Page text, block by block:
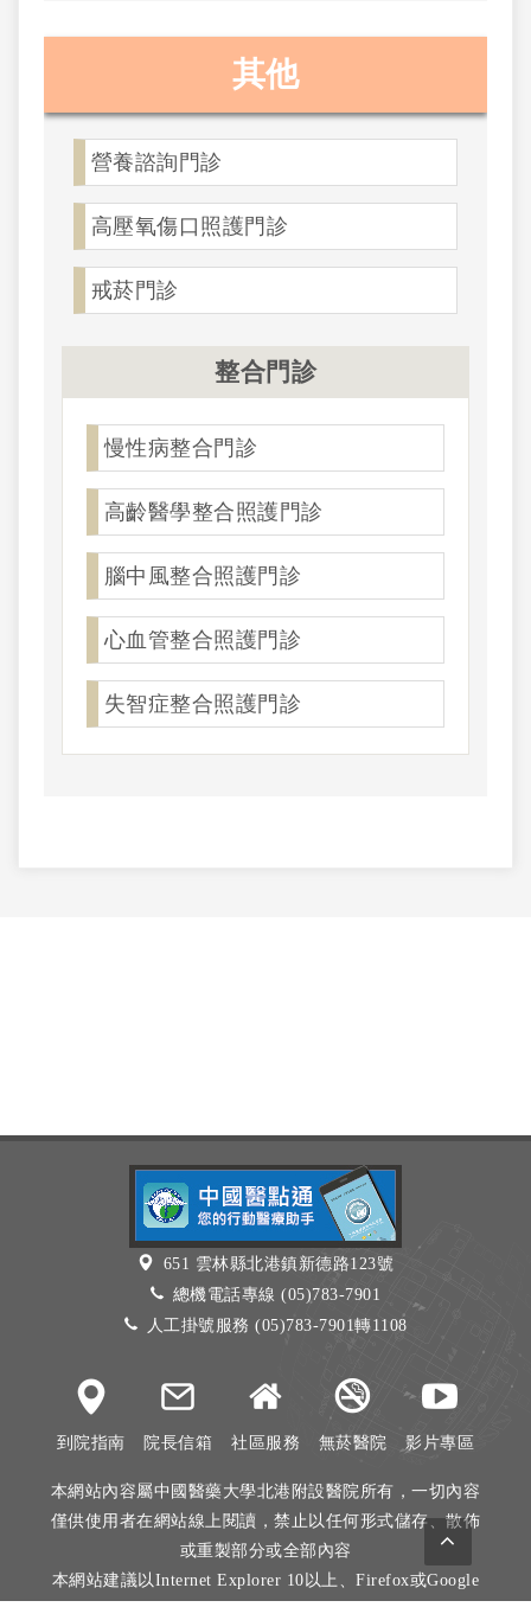
其他
營養諮詢門診
高壓氧傷口照護門診
戒菸門診
整合門診
慢性病整合門診
高齡醫學整合照護門診
腦中風整合照護門診
心血管整合照護門診
失智症整合照護門診
651 雲林縣北港鎮新德路123號
總機電話專線 (05)783-7901
人工掛號服務 (05)783-7901轉1108
到院指南 院長信箱 社區服務 無菸醫院 影片專區
本網站內容屬中國醫藥大學北港附設醫院所有，一切內容
僅供使用者在網站線上閱讀，禁止以任何形式儲存、散佈
或重製部分或全部內容
本網站建議以Internet Explorer 10以上、Firefox或Google